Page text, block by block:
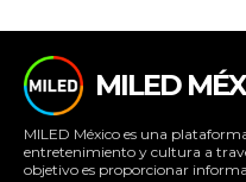
MILED
MILED México es una
entretenimiento y cultura a
objetivo es proporcionar